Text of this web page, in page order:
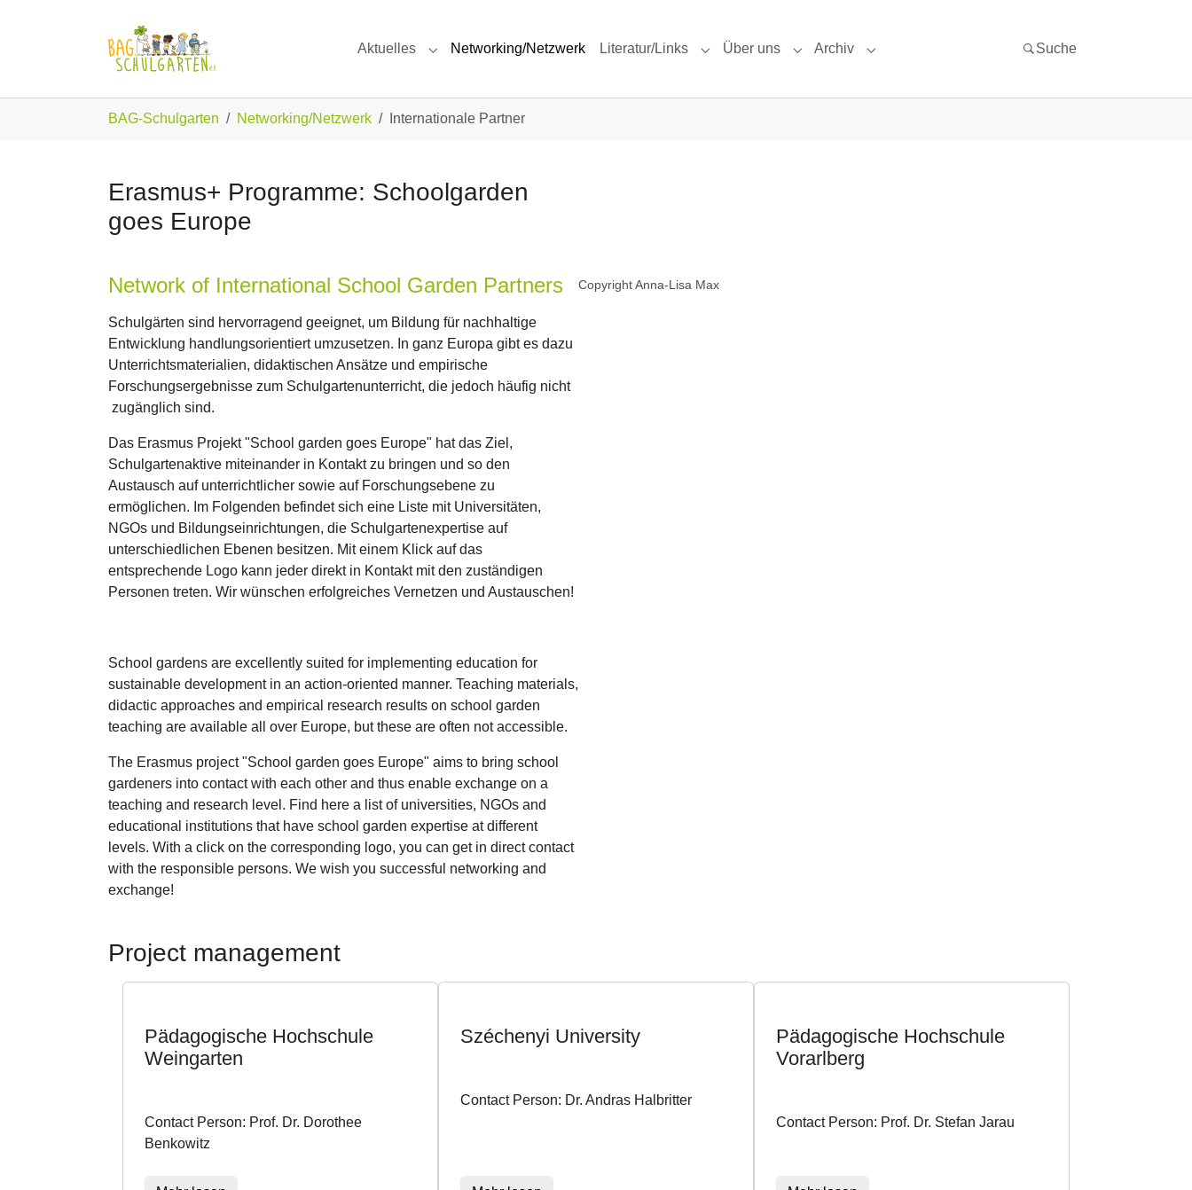
Aktuelles
Submenu for "Aktuelles"
Networking/Netzwerk Literatur/Links
Submenu for "Literatur/Links"
Über uns
Submenu for "Über uns"
Archiv
Submenu for "Archiv"
Suche
BAG-Schulgarten Networking/Netzwerk Internationale Partner
Erasmus+ Programme: Schoolgarden
goes Europe
Copyright Anna-Lisa Max
Network of International School Garden Partners
Schulgärten sind hervorragend geeignet, um Bildung für nachhaltige
Entwicklung handlungsorientiert umzusetzen. In ganz Europa gibt es dazu
Unterrichtsmaterialien, didaktischen Ansätze und empirische
Forschungsergebnisse zum Schulgartenunterricht, die jedoch häufig nicht
zugänglich sind.
Das Erasmus Projekt "School garden goes Europe" hat das Ziel,
Schulgartenaktive miteinander in Kontakt zu bringen und so den
Austausch auf unterrichtlicher sowie auf Forschungsebene zu
ermöglichen. Im Folgenden befindet sich eine Liste mit Universitäten,
NGOs und Bildungseinrichtungen, die Schulgartenexpertise auf
unterschiedlichen Ebenen besitzen. Mit einem Klick auf das
entsprechende Logo kann jeder direkt in Kontakt mit den zuständigen
Personen treten. Wir wünschen erfolgreiches Vernetzen und Austauschen!
School gardens are excellently suited for implementing education for
sustainable development in an action-oriented manner. Teaching materials,
didactic approaches and empirical research results on school garden
teaching are available all over Europe, but these are often not accessible.
The Erasmus project "School garden goes Europe" aims to bring school
gardeners into contact with each other and thus enable exchange on a
teaching and research level. Find here a list of universities, NGOs and
educational institutions that have school garden expertise at different
levels. With a click on the corresponding logo, you can get in direct contact
with the responsible persons. We wish you successful networking and
exchange!
Project management
Pädagogische Hochschule
Weingarten
Contact Person: Prof. Dr. Dorothee
Benkowitz
Széchenyi University
Contact Person: Dr. Andras Halbritter
Pädagogische Hochschule
Vorarlberg
Contact Person: Prof. Dr. Stefan Jarau